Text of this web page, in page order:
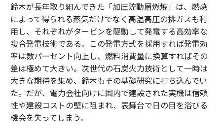
鈴木が長年取り組んできた「加圧流動層燃焼」は、燃焼
によって得られる蒸気だけでなく高温高圧の排ガスも利
用し、それぞれがタービンを駆動して発電する高効率な
複合発電技術である。この発電方式を採用すれば発電効
率は数パーセント向上し、燃料消費量に換算すればその
差は極めて大きい。次世代の石炭火力技術として一時は
大きな期待を集め、鈴木もその基礎研究に打ち込んでい
た。だが、電力会社向けに国内で建設された実機は信頼
性や建設コストの壁に阻まれ、表舞台で日の目を浴びる
機会を失ってしまう。